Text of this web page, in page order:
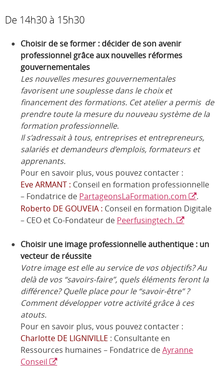
De 14h30 à 15h30
Choisir de se former : décider de son avenir
professionnel grâce aux nouvelles réformes
gouvernementales
Les nouvelles mesures gouvernementales
favorisent une souplesse dans le choix et
financement des formations. Cet atelier a permis de
prendre toute la mesure du nouveau système de la
formation professionnelle.
Il s’adressait à tous, entreprises et entrepreneurs,
salariés et demandeurs d’emplois, formateurs et
apprenants.
Pour en savoir plus, vous pouvez contacter :
Eve ARMANT : Conseil en formation professionnelle
– Fondatrice de PartageonsLaFormation.com
.
Roberto DE GOUVEIA : Conseil en formation Digitale
– CEO et Co-Fondateur de Peerfusingtech.
Choisir une image professionnelle authentique : un
vecteur de réussite
Votre image est elle au service de vos objectifs? Au
delà de vos “savoirs-faire”, quels éléments feront la
différence?Quelle place pour le “savoir-être” ?
Comment développer votre activité grâce à ces
atouts.
Pour en savoir plus, vous pouvez contacter :
Charlotte DE LIGNIVILLE : Consultante en
Ressources humaines – Fondatrice deAyranne
Conseil